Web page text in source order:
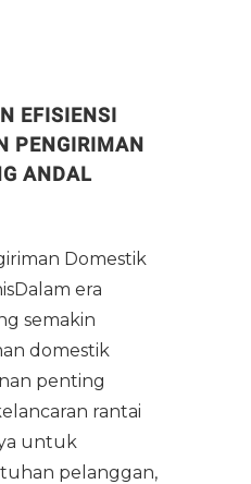
EFISIENSI
PENGIRIMAN
ANDAL
Domestik
era
semakin
domestik
penting
rantai
untuk
pelanggan,